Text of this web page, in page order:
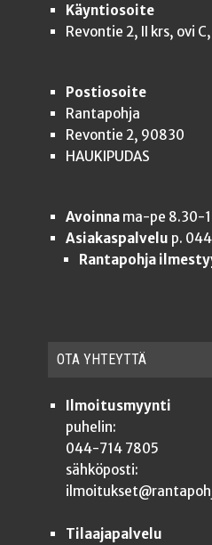
Käyntiosoite
Revontie 2, II krs, ovi
Postiosoite
Rantapohja
Revontie 2, 90830
HAUKIPUDAS
Avoinnama-pe 8.30-
Asiakaspalvelu p.
Rantapohja
OTA YHTEYT­TÄ
Ilmoitusmyynti
puhelin:
044-714 7805
sähköposti:
Tilaajapalvelu